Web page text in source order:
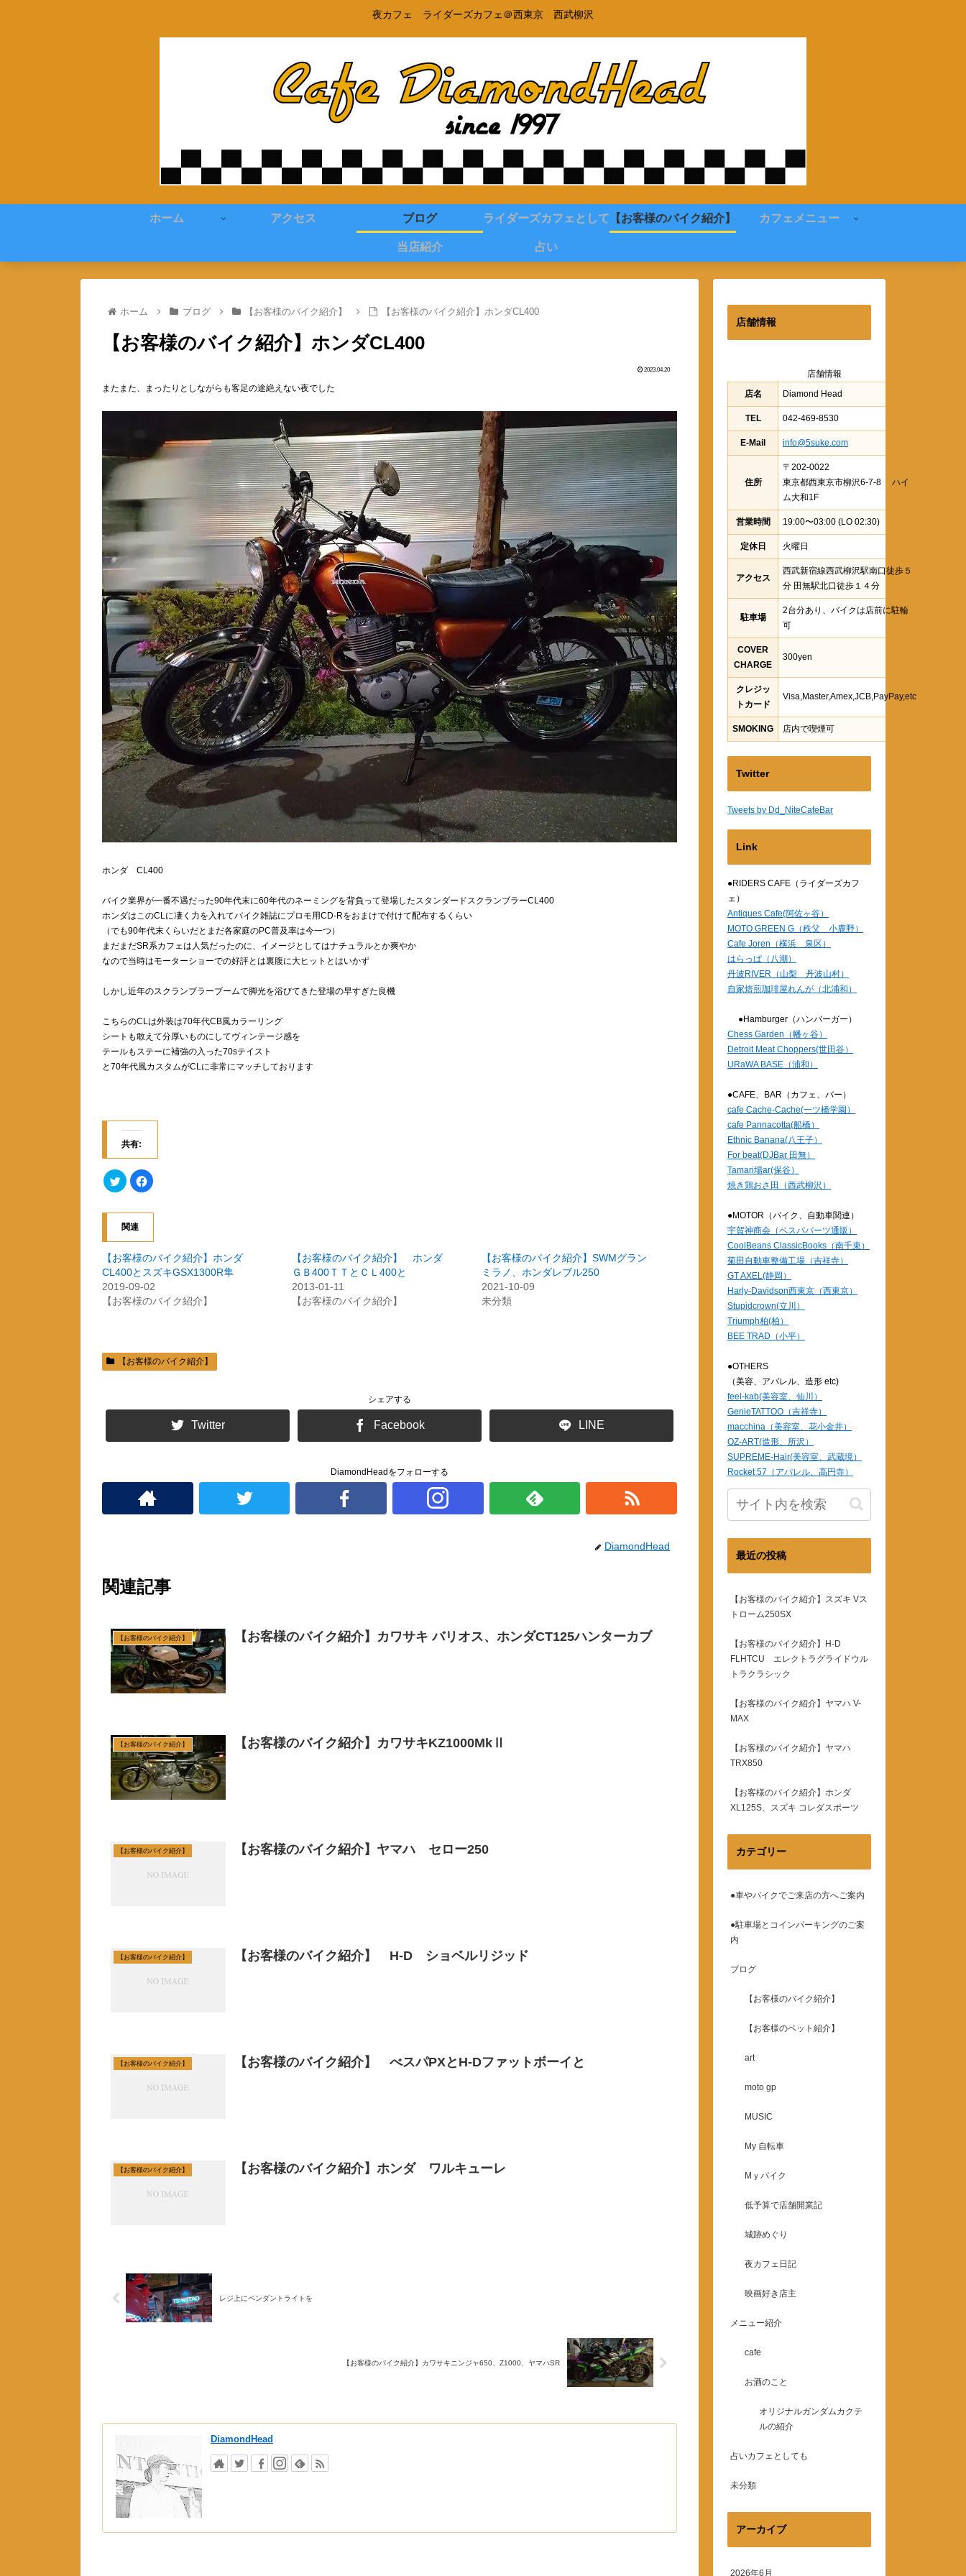
夜カフェ ライダーズカフェ＠西東京 西武柳沢
ホーム アクセス ブログ ライダーズカフェとして 【お客様のバイク紹介】 カフェメニュー
当店紹介 占い
ホーム ブログ 【お客様のバイク紹介】 【お客様のバイク紹介】ホンダCL400
【お客様のバイク紹介】ホンダCL400
2023.04.20
またまた、まったりとしながらも客足の途絶えない夜でした
ホンダ CL400
バイク業界が一番不遇だった90年代末に60年代のネーミングを背負って登場したスタンダードスクランブラーCL400
ホンダはこのCLに凄く力を入れてバイク雑誌にプロモ用CD-Rをおまけで付けて配布するくらい
（でも90年代末くらいだとまだ各家庭のPC普及率は今一つ）
まだまだSR系カフェは人気だったのに、イメージとしてはナチュラルとか爽やか
なので当時はモーターショーでの好評とは裏腹に大ヒットとはいかず
しかし近年のスクランブラーブームで脚光を浴びてきた登場の早すぎた良機
こちらのCLは外装は70年代CB風カラーリング
シートも敢えて分厚いものにしてヴィンテージ感を
テールもステーに補強の入った70sテイスト
と70年代風カスタムがCLに非常にマッチしております
共有:
ク
リ
し
て
T
w
t
t
e
r
で
共
有
ウ
ィ
ン
き
F
a
b
k
共
有
す
る
に
は
ク
て
く
だ
し
ン
開
き
ま
す
)
関連
【お客様のバイク紹介】ホンダ
CL400とスズキGSX1300R隼
2019-09-02
【お客様のバイク紹介】
【お客様のバイク紹介】 ホンダ
ＧＢ400ＴＴとＣＬ400と
2013-01-11
【お客様のバイク紹介】
【お客様のバイク紹介】SWMグラン
ミラノ、ホンダレブル250
2021-10-09
未分類
【お客様のバイク紹介】
シェアする
Twitter Facebook LINE
DiamondHeadをフォローする
DiamondHead
関連記事
【お客様のバイク紹介】 【お客様のバイク紹介】カワサキ バリオス、ホンダCT125ハンターカブ
【お客様のバイク紹介】 【お客様のバイク紹介】カワサキKZ1000MkⅡ
【お客様のバイク紹介】 【お客様のバイク紹介】ヤマハ セロー250
【お客様のバイク紹介】 【お客様のバイク紹介】 H-D ショベルリジッド
【お客様のバイク紹介】 【お客様のバイク紹介】 べスパPXとH-Dファットボーイと
【お客様のバイク紹介】 【お客様のバイク紹介】ホンダ ワルキューレ
レジ上にペンダントライトを
【お客様のバイク紹介】カワサキニンジャ650、Z1000、ヤマハSR
DiamondHead
店舗情報
店舗情報
店名
Diamond Head
TEL 042-469-8530
E-Mail info@5suke.com
住所
〒202-0022
東京都西東京市柳沢6-7-8 ハイ
ム大和1F
営業時間 19:00〜03:00 (LO 02:30)
定休日 火曜日
アクセス
西武新宿線西武柳沢駅南口徒歩５
分 田無駅北口徒歩１４分
駐車場
2台分あり、バイクは店前に駐輪
可
COVER
CHARGE
300yen
クレジッ
トカード
Visa,Master,Amex,JCB,PayPay,etc
SMOKING 店内で喫煙可
Twitter
Tweets by Dd_NiteCafeBar
Link
●RIDERS CAFE（ライダーズカフ
ェ）
Antiques Cafe(阿佐ヶ谷）
MOTO GREEN G（秩父 小鹿野）
Cafe Joren（横浜 泉区）
はらっぱ（八潮）
丹波RIVER（山梨 丹波山村）
自家焙煎珈琲屋れんが（北浦和）
●Hamburger（ハンバーガー）
Chess Garden（幡ヶ谷）
Detroit Meat Choppers(世田谷）
URaWA BASE（浦和）
●CAFE、BAR（カフェ、バー）
cafe Cache-Cache(一ツ橋学園）
cafe Pannacotta(船橋）
Ethnic Banana(八王子）
For beat(DJBar 田無）
Tamari場ar(保谷）
焼き鶏おさ田（西武柳沢）
●MOTOR（バイク、自動車関連）
宇賀神商会（ベスパパーツ通販）
CoolBeans ClassicBooks（南千束）
菊田自動車整備工場（吉祥寺）
GT AXEL(静岡）
Harly-Davidson西東京（西東京）
Stupidcrown(立川）
Triumph柏(柏）
BEE TRAD（小平）
●OTHERS
（美容、アパレル、造形 etc)
feel-kab(美容室、仙川）
GenieTATTOO（吉祥寺）
macchina（美容室、花小金井）
OZ-ART(造形、所沢）
SUPREME-Hair(美容室、武蔵境）
Rocket 57（アパレル、高円寺）
最近の投稿
【お客様のバイク紹介】スズキ Vス
トローム250SX
【お客様のバイク紹介】H-D
FLHTCU エレクトラグライドウル
トラクラシック
【お客様のバイク紹介】ヤマハ V-
MAX
【お客様のバイク紹介】ヤマハ
TRX850
【お客様のバイク紹介】ホンダ
XL125S、スズキ コレダスポーツ
カテゴリー
●車やバイクでご来店の方へご案内
●駐車場とコインパーキングのご案
内
ブログ
【お客様のバイク紹介】
【お客様のペット紹介】
art
moto gp
MUSIC
My 自転車
Mｙバイク
低予算で店舗開業記
城跡めぐり
夜カフェ日記
映画好き店主
メニュー紹介
cafe
お酒のこと
オリジナルガンダムカクテ
ルの紹介
占いカフェとしても
未分類
アーカイブ
2026年6月